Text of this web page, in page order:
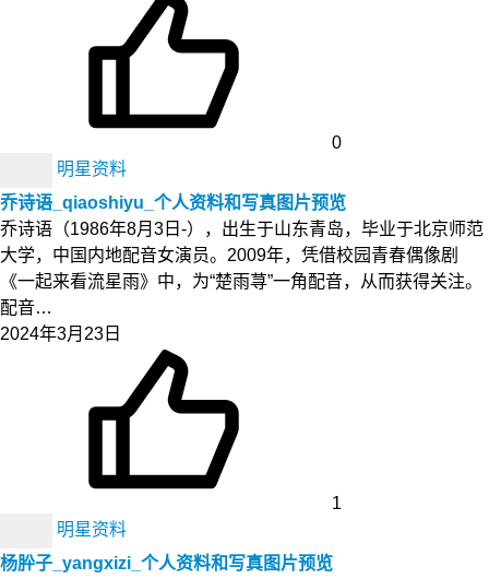
0
明星资料
乔诗语_qiaoshiyu_个人资料和写真图片预览
乔诗语（1986年8月3日-），出生于山东青岛，毕业于北京师范
大学，中国内地配音女演员。2009年，凭借校园青春偶像剧
《一起来看流星雨》中，为“楚雨荨”一角配音，从而获得关注。
配音…
2024年3月23日
1
明星资料
杨肸子_yangxizi_个人资料和写真图片预览